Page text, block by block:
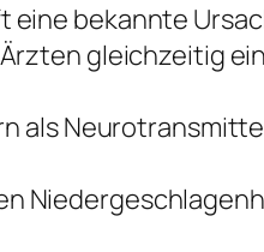
eine bekannte
gleichzeitig
als